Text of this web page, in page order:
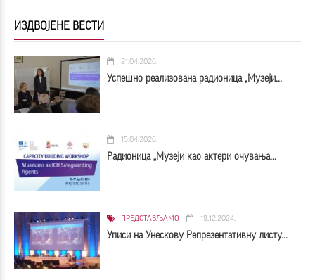
ИЗДВОЈЕНЕ ВЕСТИ
21.04.2026.
Успешно реализована радионица „Музеји...
15.04.2026.
Радионица „Музеји као актери очувања...
ПРЕДСТАВЉАМО 19.12.2024.
Уписи на Унескову Репрезентативну листу...